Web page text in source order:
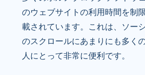
のウェブサイトの利用時間を制
載されています。これは、ソー
のスクロールにあまりにも多く
人にとって非常に便利です。